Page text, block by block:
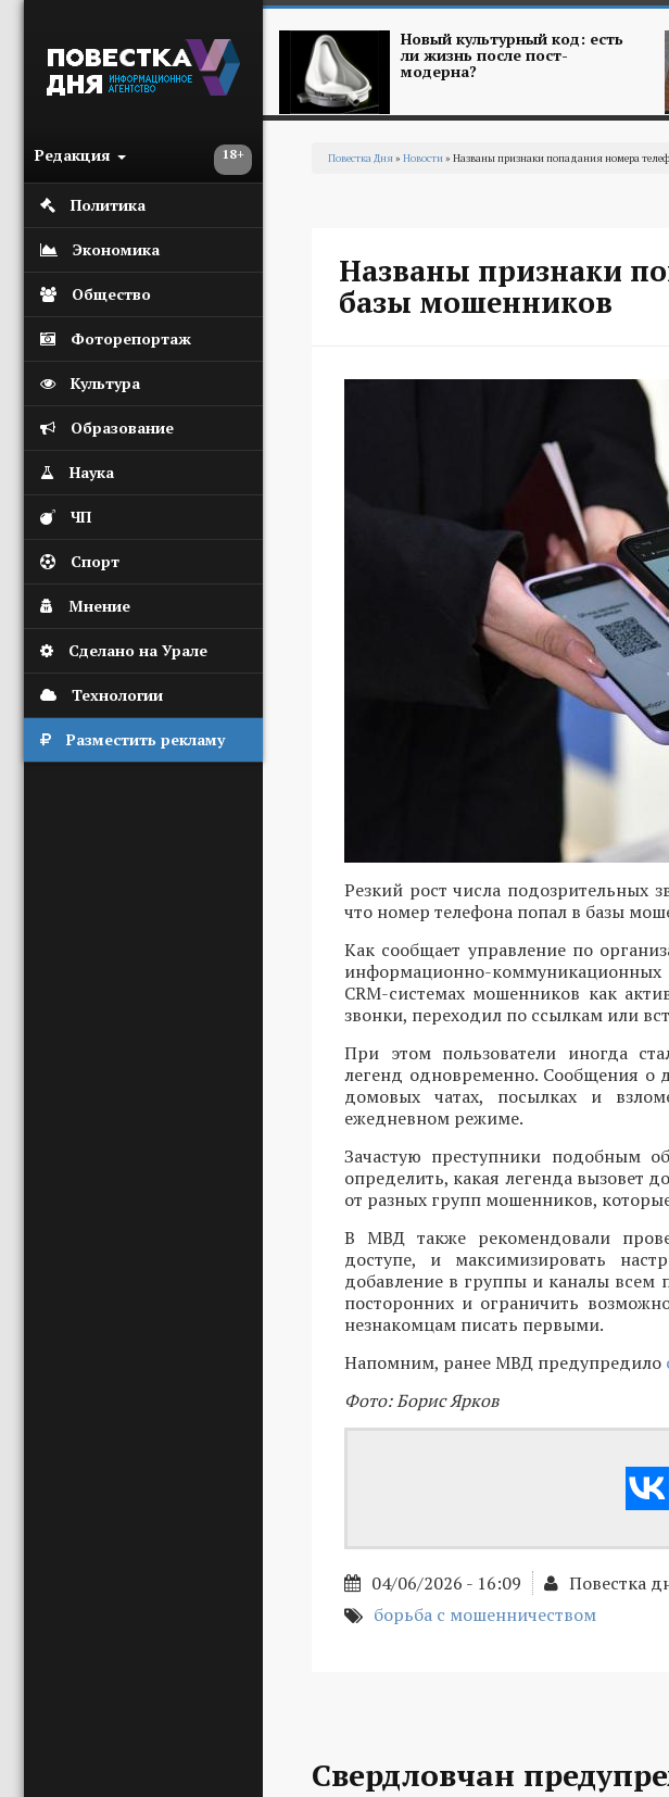
18+
Редакция
Политика
Экономика
Общество
Фоторепортаж
Культура
Образование
Наука
ЧП
Спорт
Мнение
Сделано на Урале
Технологии
Разместить рекламу
Новый культурный код: есть
ли жизнь после пост-
модерна?
Повестка Дня» Новости» Названы признаки попадания номера
Названы признаки
базы мошенников
Резкий рост числа подозрительных
что номер телефона попал в базы
Как сообщает управление по
информационно-
CRM-системах мошенников как
звонки, переходил по ссылкам или
При этом пользователи иногда
легенд одновременно. Сообщения о
домовых чатах, посылках и
ежедневном режиме.
Зачастую преступники подобным
определить, какая легенда вызовет
от разных групп мошенников,
В МВД также рекомендовали
доступе, и максимизировать
добавление в группы и каналы всем
посторонних и ограничить
незнакомцам писать первыми.
Напомним, ранее МВД предупредило
Фото: Борис Ярков
04/06/2026 - 16:09 Повестка
борьба с мошенничеством
Свердловчан